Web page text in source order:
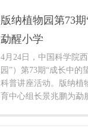
版纳植物园第73
勐醒小学
4月24日，中国科学院
园”）第73期“成长中的
科普讲座活动。版纳植
育中心组长景兆鹏为勐